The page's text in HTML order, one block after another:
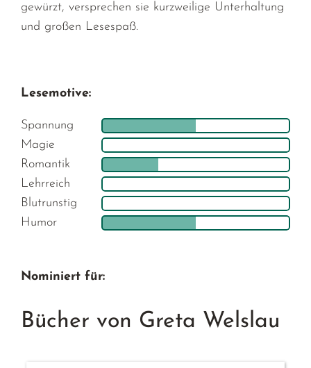
gewürzt, versprechen sie kurzweilige Unterhaltung
und großen Lesespaß.
Lesemotive:
Spannung
Magie
Romantik
Lehrreich
Blutrunstig
Humor
Nominiert für:
Bücher von Greta Welslau